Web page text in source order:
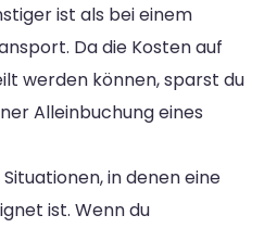
ist als bei einem
Da die Kosten auf
werden können, sparst du
Alleinbuchung eines
in denen eine
ist. Wenn du